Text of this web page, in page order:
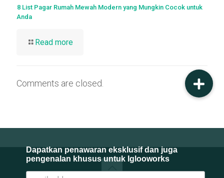
8 List Pagar Rumah Mewah Modern yang Mungkin Cocok untuk
Anda
Read more
Comments are closed.
Dapatkan penawaran eksklusif dan juga
pengenalan khusus untuk Iglooworks